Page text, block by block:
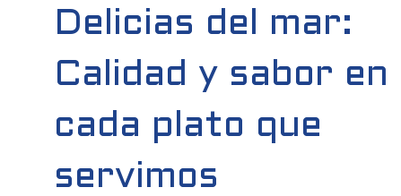
Delicias del mar:
Calidad y sabor en
cada plato que
servimos